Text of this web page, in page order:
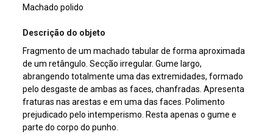
Machado polido
Descrição do objeto
Fragmento de um machado tabular de forma aproximada
de um retângulo. Secção irregular. Gume largo,
abrangendo totalmente uma das extremidades, formado
pelo desgaste de ambas as faces, chanfradas. Apresenta
fraturas nas arestas e em uma das faces. Polimento
prejudicado pelo intemperismo. Resta apenas o gume e
parte do corpo do punho.